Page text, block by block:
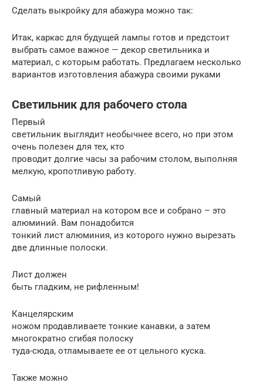
Сделать выкройку для абажура можно так:
Итак, каркас для будущей лампы готов и предстоит
выбрать самое важное — декор светильника и
материал, с которым работать. Предлагаем несколько
вариантов изготовления абажура своими руками
Светильник для рабочего стола
Первый
светильник выглядит необычнее всего, но при этом
очень полезен для тех, кто
проводит долгие часы за рабочим столом, выполняя
мелкую, кропотливую работу.
Самый
главный материал на котором все и собрано – это
алюминий. Вам понадобится
тонкий лист алюминия, из которого нужно вырезать
две длинные полоски.
Лист должен
быть гладким, не рифленным!
Канцелярским
ножом продавливаете тонкие канавки, а затем
многократно сгибая полоску
туда-сюда, отламываете ее от цельного куска.
Также можно